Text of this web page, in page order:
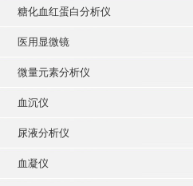
糖化血红蛋白分析仪
医用显微镜
微量元素分析仪
血沉仪
尿液分析仪
血凝仪